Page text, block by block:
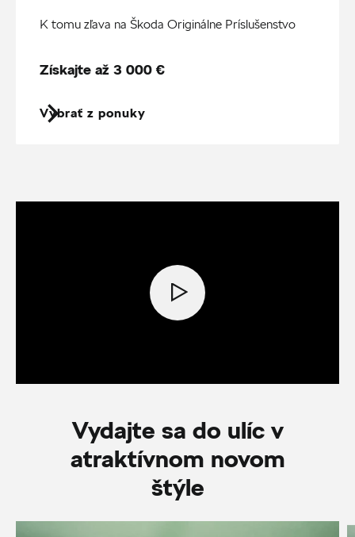
K tomu zľava na Škoda Originálne Príslušenstvo
Získajte až 3 000 €
Vybrať z ponuky
Vydajte sa do ulíc v
atraktívnom novom
štýle